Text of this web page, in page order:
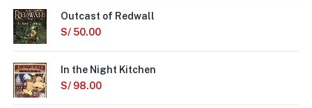
Outcast of Redwall
S/ 50.00
In the Night Kitchen
S/ 98.00